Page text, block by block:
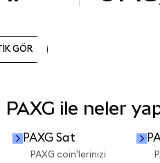
GÖR
ile neler
PAXG Sat
PAXG coin'lerinizi